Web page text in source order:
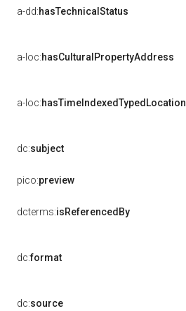
a-dd:hasTechnicalStatus
a-loc:hasCulturalPropertyAddress
a-loc:hasTimeIndexedTypedLocation
dc:subject
pico:preview
dcterms:isReferencedBy
dc:format
dc:source